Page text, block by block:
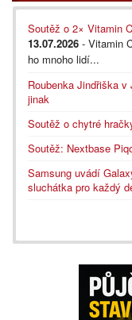
Soutěž o 2× Vitamin
13.07.2026 - Vitamin
ho mnoho lidí...
Roubenka Jindřiška
jinak
Soutěž o chytré
Soutěž: Nextbase
Samsung uvádí
sluchátka pro každý